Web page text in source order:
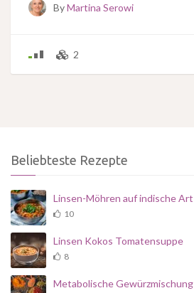
ByMartina Serowi
2
Beliebteste Rezepte
Linsen-Möhren auf indische Art
10
Linsen Kokos Tomatensuppe
8
Metabolische Gewürzmischung